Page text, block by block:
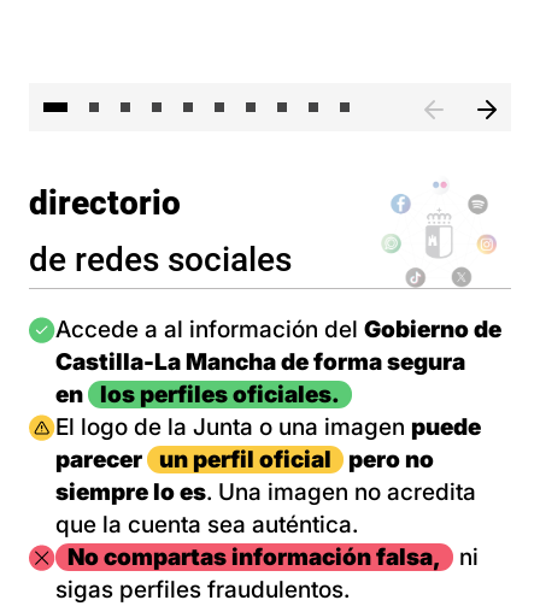
directorio
de redes sociales
Imagen
Accede a al información del Gobierno de
Castilla-La Mancha de forma segura
en
los perfiles oficiales.
Imagen
El logo de la Junta o una imagen puede
parecer
un perfil oficial
pero no
siempre lo es. Una imagen no acredita
que la cuenta sea auténtica.
ImagenNo compartas información falsa,
ni
sigas perfiles fraudulentos.